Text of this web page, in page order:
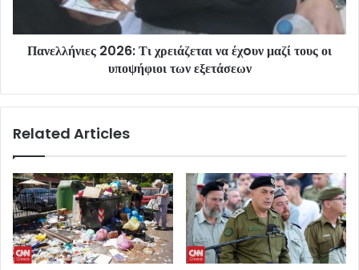
Πανελλήνιες 2026: Τι χρειάζεται να έχoυν μαζί τους οι
υποψήφιοι των εξετάσεων
Related Articles